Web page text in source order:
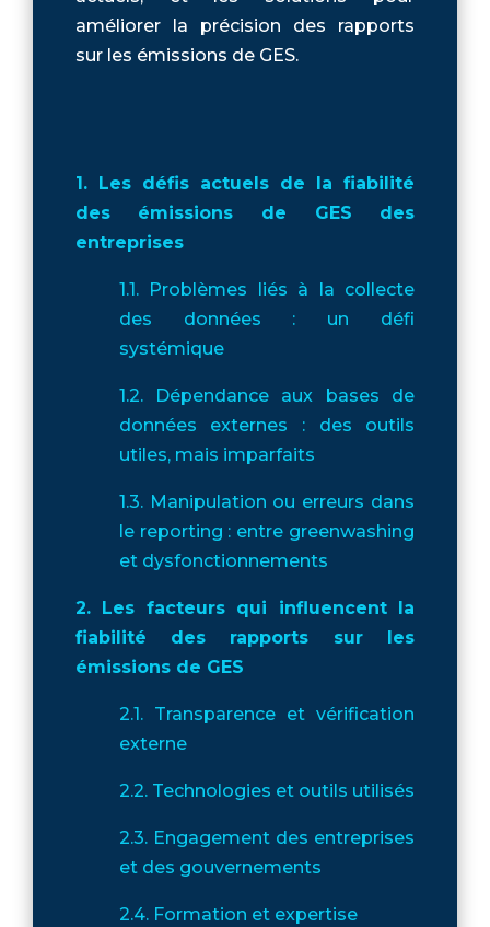
améliorer la précision des rapports
sur les émissions de GES.
1. Les défis actuels de la fiabilité
des émissions de GES des
entreprises
1.1. Problèmes liés à la collecte
des données : un défi
systémique
1.2. Dépendance aux bases de
données externes : des outils
utiles, mais imparfaits
1.3. Manipulation ou erreurs dans
le reporting : entre greenwashing
et dysfonctionnements
2. Les facteurs qui influencent la
fiabilité des rapports sur les
émissions de GES
2.1. Transparence et vérification
externe
2.2. Technologies et outils utilisés
2.3. Engagement des entreprises
et des gouvernements
2.4. Formation et expertise